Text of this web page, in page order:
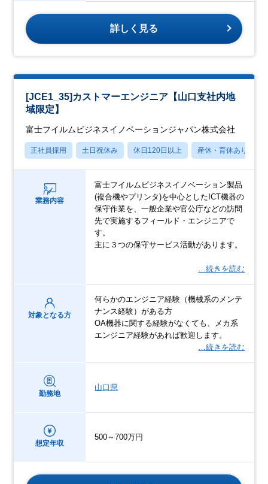
詳しく見る
[JCE1_35]カストマーエンジニア【山口支社内地
域限定】
富士フイルムビジネスイノベーションジャパン株式会社
正社員採用 土日祝休み 休日120日以上 産休・育休あり
業務内容
富士フイルムビジネスイノベーション製品
(複合機やプリンタ)を中心としたICT機器の
保守作業を、一般企業や官公庁などの訪問
先で実施するフィールド・エンジニアで
す。
主に３つの保守サービス活動があります。
…続きを読む
対象となる方
何らかのエンジニア経験（機械系のメンテ
ナンス経験）がある方
OA機器に関する経験がなくても、メカ系
エンジニア経験があれば歓迎します。
…続きを読む
勤務地
山口県
想定年収
500～700万円